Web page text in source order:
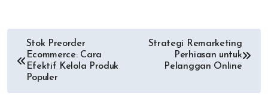
Post
navigation
Stok Preorder
Ecommerce: Cara
Efektif Kelola Produk
Populer
Strategi Remarketing
Perhiasan untuk
Pelanggan Online